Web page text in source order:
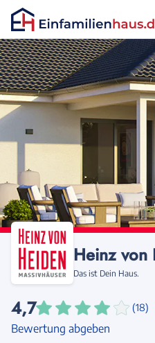
Anmelden
Heinz von
Das ist Dein Haus.
4,7 (18)
Bewertung abgeben